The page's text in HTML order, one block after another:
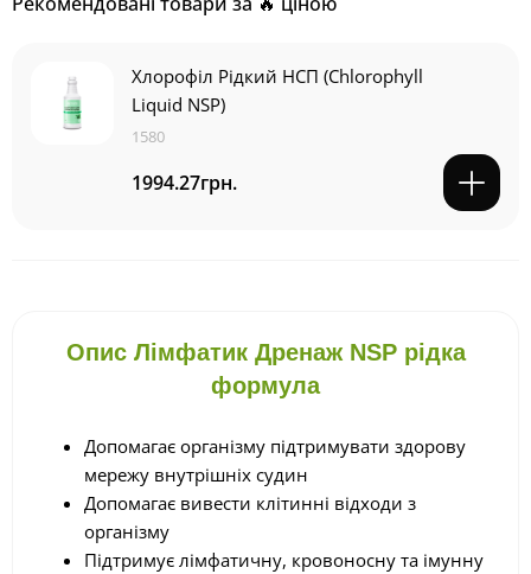
Хлорофіл Рідкий НСП (Chlorophyll
Liquid NSP)
1580
1994.27грн.
Опис Лімфатик Дренаж NSP рідка
формула
Допомагає організму підтримувати здорову
мережу внутрішніх судин
Допомагає вивести клітинні відходи з
організму
Підтримує лімфатичну, кровоносну та імунну